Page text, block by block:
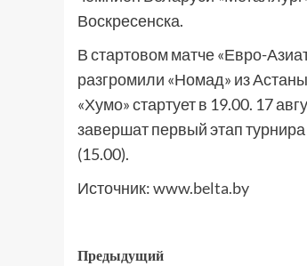
Воскресенска.
В стартовом матче «Евро-
разгромили «Номад» из
«Хумо» стартует в 19.00. 17
завершат первый этап
(15.00).
Источник:www.belta.by
Предыдущий